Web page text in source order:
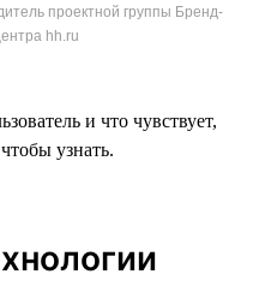
проектной группы Бренд-
hh.ru
и что чувствует,
узнать.